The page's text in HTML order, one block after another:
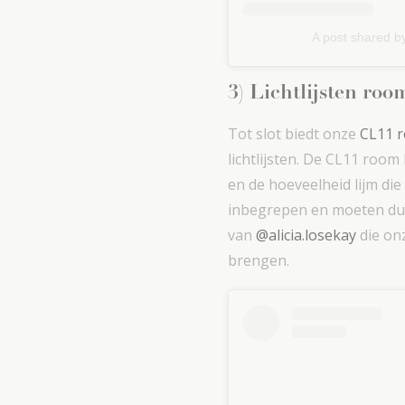
A post shared
3) Lichtlijsten
Tot slot biedt onze CL11
lichtlijsten. De CL11
en de hoeveelheid lijm
inbegrepen en moeten
van @alicia.losekay die
brengen.